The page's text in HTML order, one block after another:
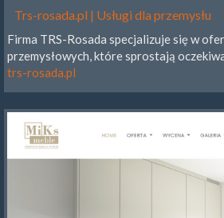
Trs-rosada.pl | Usługi dla przemysłu
Firma TRS-Rosada specjalizuje się w
przemysłowych, które sprostają
trs-rosada.pl